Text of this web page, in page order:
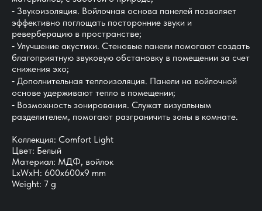
⁃ Звукоизоляция. Войлочная основа панелей позволяет
эффективно поглощать посторонние звуки и
реверберацию в пространстве;
⁃ Улучшение акустики. Стеновые панели помогают создать
благоприятную звуковую обстановку в помещении за счет
снижения эхо;
⁃ Дополнительная теплоизоляция. Панели на войлочной
основе удерживают тепло в помещении;
⁃ Возможность зонирования. Служат визуальным
разделителем, помогают разграничить зоны в комнате.
Коллекция: Comfort Light
Цвет: Белый
Материал: МДФ, войлок
LxWxH: 600x600x9 mm
Weight: 7 g